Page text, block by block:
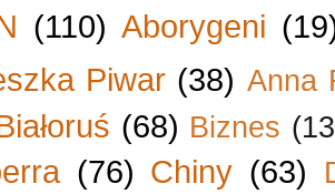
(110) Aborygeni
Piwar (38) Anna
(68) Biznes
(76) Chiny (63)